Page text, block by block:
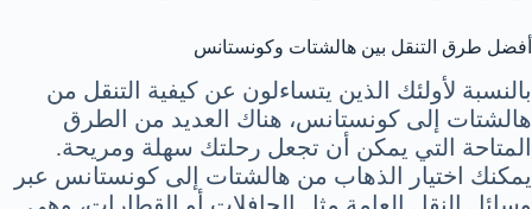
أفضل طرق التنقل بين هالشتات وكونستانس
بالنسبة لأولئك الذين يتساءلون عن كيفية التنقل من
هالشتات إلى كونستانس، هناك العديد من الطرق
المتاحة التي يمكن أن تجعل رحلتك سهلة ومريحة.
يمكنك اختيار الذهاب من هالشتات إلى كونستانس عبر
وسائل النقل العامة مثل الحافلات أو القطارات، وهي